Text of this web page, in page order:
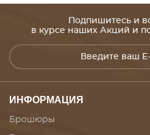
Подпишитесь и
в курсе наших Акций и
ИНФОРМАЦИЯ
Брошюры